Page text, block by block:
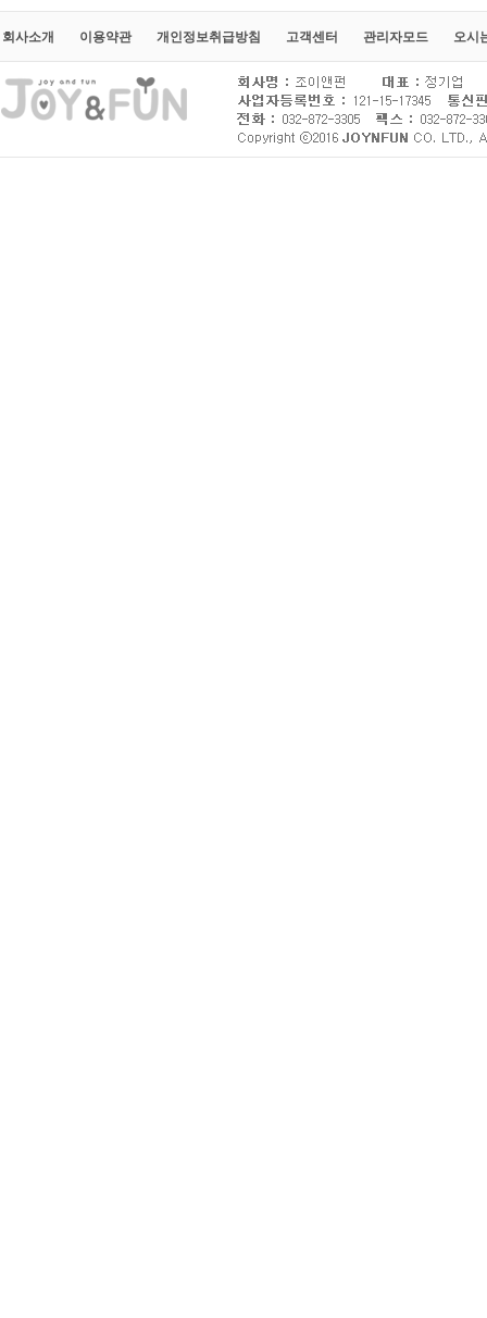
회사소개 이용약관 개인정보취급방침 고객센터 관리자모드 오시